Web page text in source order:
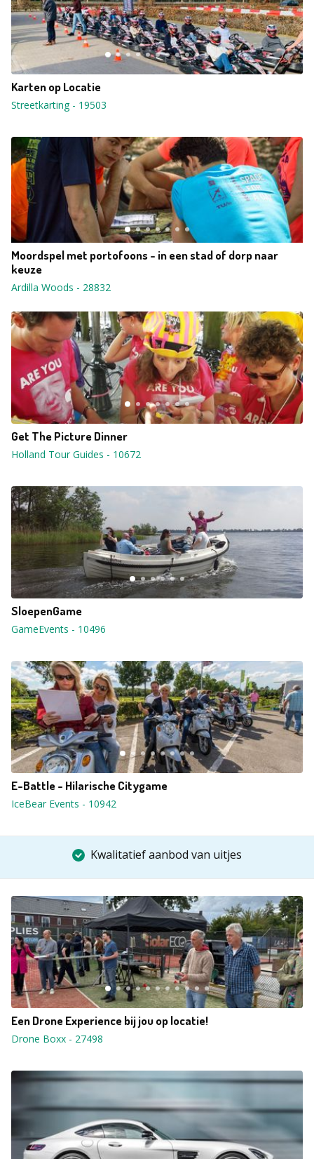
Karten op Locatie
Streetkarting- 19503
Moordspel met portofoons - in een stad of dorp naar
keuze
Ardilla Woods - 28832
Get The Picture Dinner
Holland Tour Guides - 10672
SloepenGame
GameEvents - 10496
E-Battle - Hilarische Citygame
IceBear Events - 10942
Kwalitatief aanbod van uitjes
Een Drone Experience bij jou op locatie!
Drone Boxx - 27498